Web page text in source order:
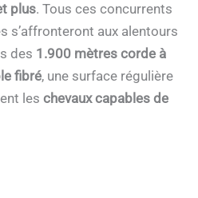
plus. Tous ces concurrents
s’affronteront aux alentours
des 1.900 mètres corde à
fibré, une surface régulière
les chevaux capables de